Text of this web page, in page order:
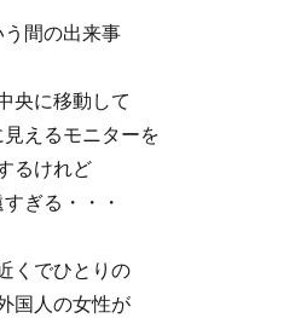
う間の出来事
央に移動して
えるモニターを
るけれど
ぎる・・・
くでひとりの
国人の女性が